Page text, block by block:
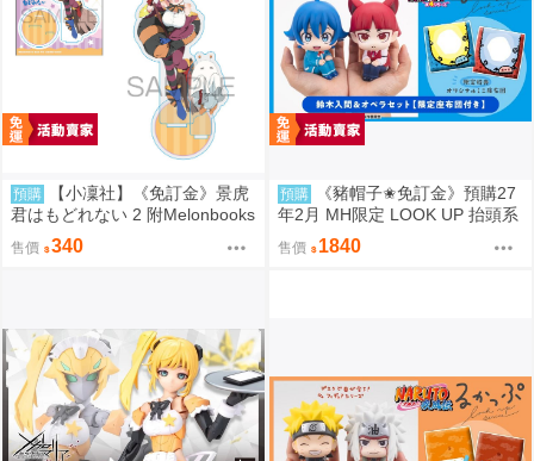
預購
【小凜社】《免訂金》景虎
君はもどれない 2 附Melonbooks
售價 340
預購
《豬帽子✬免訂金》預購27
年2月 MH限定 LOOK UP 抬頭系
列 入間同學入魔了！鈴木入間&
歐佩拉 套組 0812
售價 1840